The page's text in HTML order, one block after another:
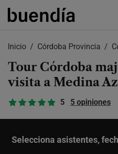
Skip
Inicio Córdoba Provincia
Tour Córdoba
visita a Medina
5 5 opiniones
Selecciona asistentes,